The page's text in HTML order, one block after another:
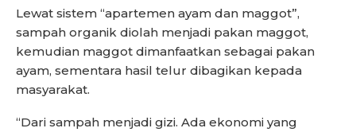
Lewat sistem “apartemen ayam dan maggot”,
sampah organik diolah menjadi pakan maggot,
kemudian maggot dimanfaatkan sebagai pakan
ayam, sementara hasil telur dibagikan kepada
masyarakat.
“Dari sampah menjadi gizi. Ada ekonomi yang